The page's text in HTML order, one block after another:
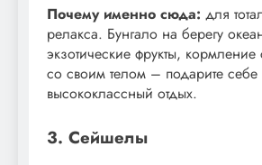
Почему именно сюда: для
релакса. Бунгало на берегу
экзотические фрукты, кормление
со своим телом – подарите себе
высококлассный отдых.
3. Сейшелы